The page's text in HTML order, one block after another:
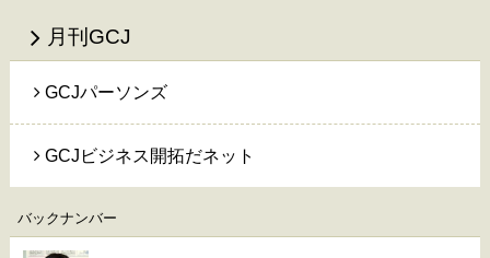
月刊GCJ
GCJパーソンズ
GCJビジネス開拓だネット
バックナンバー